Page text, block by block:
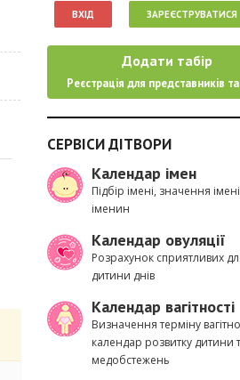
ВХІД ЗАРЕЄСТРУВАТИСЯ
Додати табір
Реєстрація для представників
СЕРВІСИ ДІТВОРИ
Календар імен
Підбір імені, значення
іменин
Календар овуляції
Розрахунок сприятливих
дитини днів
Календар вагітності
Визначення терміну
календар розвитку дитини
медобстежень